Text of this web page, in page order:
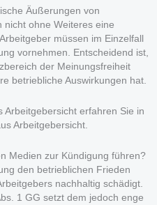
Äußerungen von
nicht ohne Weiteres eine
müssen im Einzelfall
vornehmen. Entscheidend ist,
der Meinungsfreiheit
betriebliche Auswirkungen hat.
Arbeitgebersicht erfahren Sie in
Arbeitgebersicht.
Medien zur Kündigung führen?
den betrieblichen Frieden
nachhaltig schädigt.
1 GG setzt dem jedoch enge